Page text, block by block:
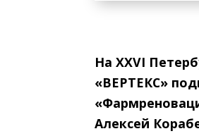
На XXVI
«ВЕРТЕКС»
Алексей